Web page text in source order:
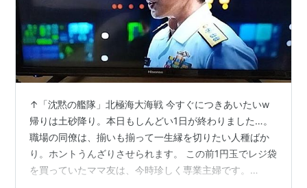
↑「沈黙の艦隊」北極海大海戦 今すぐにつきあいたいw
帰りは土砂降り。本日もしんどい1日が終わりました…。
職場の同僚は、揃いも揃って一生縁を切りたい人種ばか
り。ホントうんざりさせられます。 この前1円玉でレジ袋
を買っていたママ友は、今時珍しく専業主婦です。